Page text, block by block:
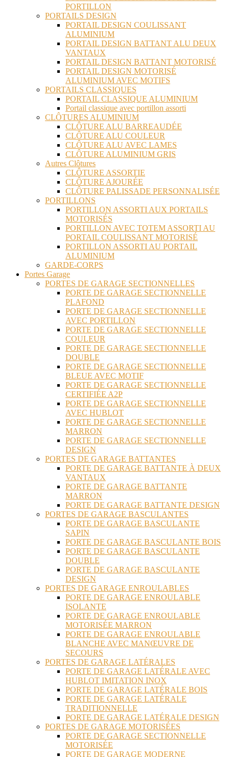
PORTILLON
PORTAILS DESIGN
PORTAIL DESIGN COULISSANT
ALUMINIUM
PORTAIL DESIGN BATTANT ALU DEUX
VANTAUX
PORTAIL DESIGN BATTANT MOTORISÉ
PORTAIL DESIGN MOTORISÉ
ALUMINIUM AVEC MOTIFS
PORTAILS CLASSIQUES
PORTAIL CLASSIQUE ALUMINIUM
Portail classique avec portillon assorti
CLÔTURES ALUMINIUM
CLÔTURE ALU BARREAUDÉE
CLÔTURE ALU COULEUR
CLÔTURE ALU AVEC LAMES
CLÔTURE ALUMINIUM GRIS
Autres Clôtures
CLÔTURE ASSORTIE
CLÔTURE AJOURÉE
CLÔTURE PALISSADE PERSONNALISÉE
PORTILLONS
PORTILLON ASSORTI AUX PORTAILS
MOTORISÉS
PORTILLON AVEC TOTEM ASSORTI AU
PORTAIL COULISSANT MOTORISÉ
PORTILLON ASSORTI AU PORTAIL
ALUMINIUM
GARDE-CORPS
Portes Garage
PORTES DE GARAGE SECTIONNELLES
PORTE DE GARAGE SECTIONNELLE
PLAFOND
PORTE DE GARAGE SECTIONNELLE
AVEC PORTILLON
PORTE DE GARAGE SECTIONNELLE
COULEUR
PORTE DE GARAGE SECTIONNELLE
DOUBLE
PORTE DE GARAGE SECTIONNELLE
BLEUE AVEC MOTIF
PORTE DE GARAGE SECTIONNELLE
CERTIFIÉE A2P
PORTE DE GARAGE SECTIONNELLE
AVEC HUBLOT
PORTE DE GARAGE SECTIONNELLE
MARRON
PORTE DE GARAGE SECTIONNELLE
DESIGN
PORTES DE GARAGE BATTANTES
PORTE DE GARAGE BATTANTE À DEUX
VANTAUX
PORTE DE GARAGE BATTANTE
MARRON
PORTE DE GARAGE BATTANTE DESIGN
PORTES DE GARAGE BASCULANTES
PORTE DE GARAGE BASCULANTE
SAPIN
PORTE DE GARAGE BASCULANTE BOIS
PORTE DE GARAGE BASCULANTE
DOUBLE
PORTE DE GARAGE BASCULANTE
DESIGN
PORTES DE GARAGE ENROULABLES
PORTE DE GARAGE ENROULABLE
ISOLANTE
PORTE DE GARAGE ENROULABLE
MOTORISÉE MARRON
PORTE DE GARAGE ENROULABLE
BLANCHE AVEC MANŒUVRE DE
SECOURS
PORTES DE GARAGE LATÉRALES
PORTE DE GARAGE LATÉRALE AVEC
HUBLOT IMITATION INOX
PORTE DE GARAGE LATÉRALE BOIS
PORTE DE GARAGE LATÉRALE
TRADITIONNELLE
PORTE DE GARAGE LATÉRALE DESIGN
PORTES DE GARAGE MOTORISÉES
PORTE DE GARAGE SECTIONNELLE
MOTORISÉE
PORTE DE GARAGE MODERNE